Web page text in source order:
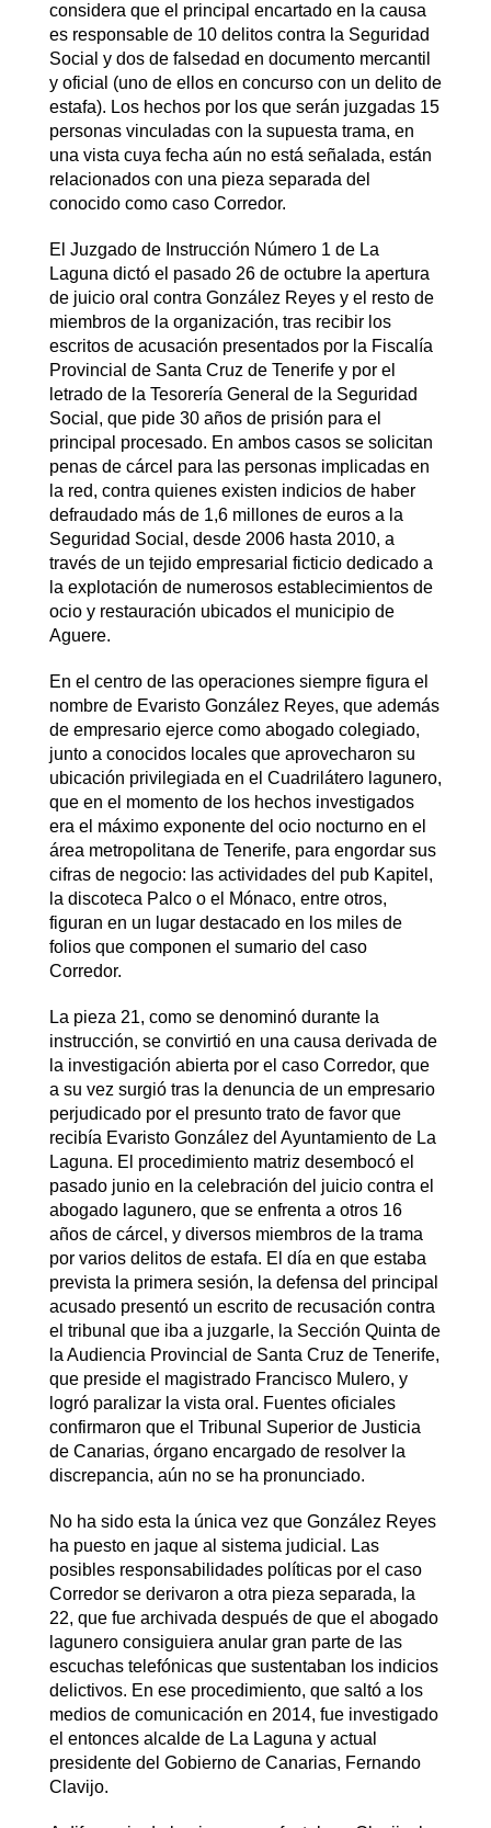
considera que el principal encartado en la causa
es responsable de 10 delitos contra la Seguridad
Social y dos de falsedad en documento mercantil
y oficial (uno de ellos en concurso con un delito de
estafa). Los hechos por los que serán juzgadas 15
personas vinculadas con la supuesta trama, en
una vista cuya fecha aún no está señalada, están
relacionados con una pieza separada del
conocido como caso Corredor.
El Juzgado de Instrucción Número 1 de La
Laguna dictó el pasado 26 de octubre la apertura
de juicio oral contra González Reyes y el resto de
miembros de la organización, tras recibir los
escritos de acusación presentados por la Fiscalía
Provincial de Santa Cruz de Tenerife y por el
letrado de la Tesorería General de la Seguridad
Social, que pide 30 años de prisión para el
principal procesado. En ambos casos se solicitan
penas de cárcel para las personas implicadas en
la red, contra quienes existen indicios de haber
defraudado más de 1,6 millones de euros a la
Seguridad Social, desde 2006 hasta 2010, a
través de un tejido empresarial ficticio dedicado a
la explotación de numerosos establecimientos de
ocio y restauración ubicados el municipio de
Aguere.
En el centro de las operaciones siempre figura el
nombre de Evaristo González Reyes, que además
de empresario ejerce como abogado colegiado,
junto a conocidos locales que aprovecharon su
ubicación privilegiada en el Cuadrilátero lagunero,
que en el momento de los hechos investigados
era el máximo exponente del ocio nocturno en el
área metropolitana de Tenerife, para engordar sus
cifras de negocio: las actividades del pub Kapitel,
la discoteca Palco o el Mónaco, entre otros,
figuran en un lugar destacado en los miles de
folios que componen el sumario del caso
Corredor.
La pieza 21, como se denominó durante la
instrucción, se convirtió en una causa derivada de
la investigación abierta por el caso Corredor, que
a su vez surgió tras la denuncia de un empresario
perjudicado por el presunto trato de favor que
recibía Evaristo González del Ayuntamiento de La
Laguna. El procedimiento matriz desembocó el
pasado junio en la celebración del juicio contra el
abogado lagunero, que se enfrenta a otros 16
años de cárcel, y diversos miembros de la trama
por varios delitos de estafa. El día en que estaba
prevista la primera sesión, la defensa del principal
acusado presentó un escrito de recusación contra
el tribunal que iba a juzgarle, la Sección Quinta de
la Audiencia Provincial de Santa Cruz de Tenerife,
que preside el magistrado Francisco Mulero, y
logró paralizar la vista oral. Fuentes oficiales
confirmaron que el Tribunal Superior de Justicia
de Canarias, órgano encargado de resolver la
discrepancia, aún no se ha pronunciado.
No ha sido esta la única vez que González Reyes
ha puesto en jaque al sistema judicial. Las
posibles responsabilidades políticas por el caso
Corredor se derivaron a otra pieza separada, la
22, que fue archivada después de que el abogado
lagunero consiguiera anular gran parte de las
escuchas telefónicas que sustentaban los indicios
delictivos. En ese procedimiento, que saltó a los
medios de comunicación en 2014, fue investigado
el entonces alcalde de La Laguna y actual
presidente del Gobierno de Canarias, Fernando
Clavijo.